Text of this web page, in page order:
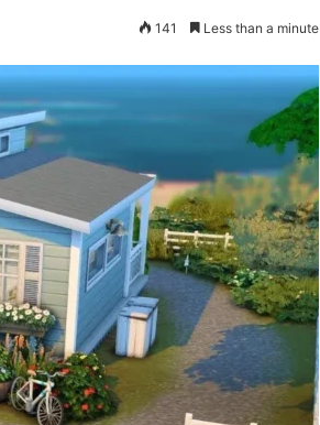
141 Less than a minute